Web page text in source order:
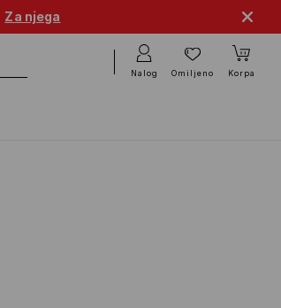
Za njega
Nalog Omiljeno Korpa